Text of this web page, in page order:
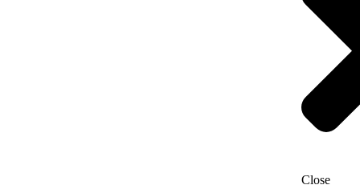
Close